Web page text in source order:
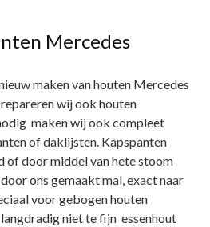
Mercedes
maken van houten Mercedes
wij ook houten
maken wij ook compleet
of daklijsten. Kapspanten
of door middel van hete stoom
ons gemaakt mal, exact naar
voor gebogen houten
niet te fijn essenhout